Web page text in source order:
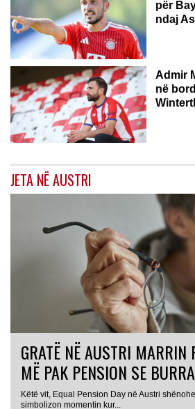
për
ndaj
ZVICËR
Admir
në
JETA NË AUSTRI
GRATË NË AUSTRI
MË PAK PENSION SE
Këtë vit, Equal Pension Day në Austri
simbolizon momentin kur...